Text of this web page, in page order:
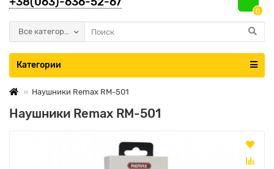
0
Все категории
Категории
Наушники Remax RM-501
Наушники Remax RM-501